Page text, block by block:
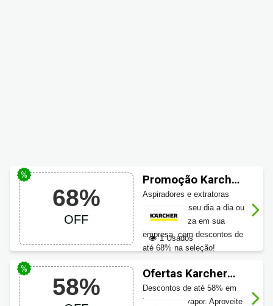
68%
OFF
Promoção Karcher
Aspirador até 68%
de desconto
Aspiradores e extratoras
para facilitar seu dia a dia ou
melhor limpeza em sua
empresa, com descontos de
até 68% na seleção!
1 Usados
58%
Ofertas Karcher
em Lavadoras à
vapor até 58% OFF
Descontos de até 58% em
lavadoras à vapor. Aproveite